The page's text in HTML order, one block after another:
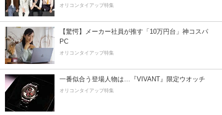
オリコンタイアップ特集
【驚愕】メーカー社員が推す「10万円台」神コスパ
PC
オリコンタイアップ特集
一番似合う登場人物は…『VIVANT』限定ウオッチ
オリコンタイアップ特集